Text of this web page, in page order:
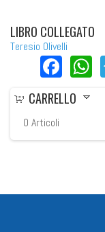
LIBRO COLLEGATO
Teresio Olivelli
CARRELLO
0 Articoli